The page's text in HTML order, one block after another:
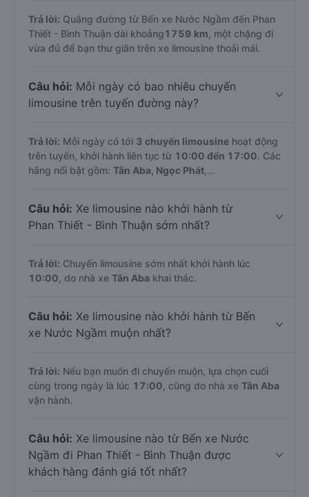
Ngầm đi Phan Thiết - Bình Thuận là bao
nhiêu km?
Thiết - Bình Thuận dài khoảng 1759 km, một chặng đi
vừa đủ để bạn thư giãn trên xe limousine thoải mái.
Câu hỏi:Mỗi ngày có bao nhiêu chuyến
limousine trên tuyến đường này?
trên tuyến, khởi hành liên tục từ10:00 đến 17:00
hãng nổi bật gồm: Tân Aba, Ngọc Phát ,...
Câu hỏi:Xe limousine nào khởi hành từ
Phan Thiết - Bình Thuận sớm nhất?
Trả lời:Chuyến limousine sớm nhất khởi hành lúc
10:00
, do nhà xe Tân Aba khai thác.
Câu hỏi:Xe limousine nào khởi hành từ Bến
xe Nước Ngầm muộn nhất?
cùng trong ngày là lúc17:00 , cũng do nhà xeTân Aba
vận hành.